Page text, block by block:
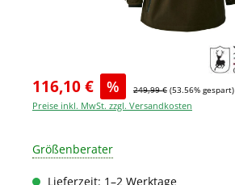
116,10 € % 249,99 € (53.56% gespart)
Preise inkl. MwSt. zzgl. Versandkosten
Größenberater
Lieferzeit: 1–2 Werktage